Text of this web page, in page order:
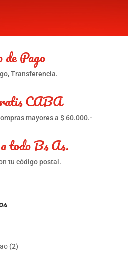
Pago
Transferencia.
CABA
mayores a $ 60.000.-
todo Bs As.
tu código postal.
(2)